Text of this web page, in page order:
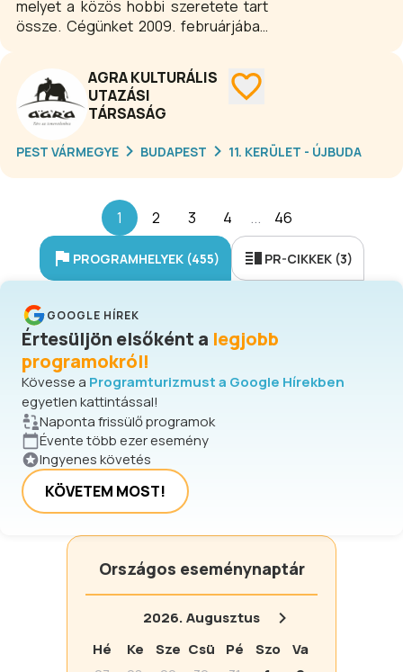
melyet a közös hobbi szeretete tart
össze. Cégünket 2009. februárjában
megismertessük honfitársainkkal a
külföldi horgászvizeket, és nem
utolsósorban a magyar horgászati
lehetőségeket is.
AGRA KULTURÁLIS
UTAZÁSI
TÁRSASÁG
PEST VÁRMEGYE BUDAPEST 11. KERÜLET - ÚJBUDA
1 2 3 4 ... 46
PROGRAMHELYEK (455) PR-CIKKEK (3)
GOOGLE HÍREK
Értesüljön elsőként a legjobb
programokról!
Kövesse a Programturizmust a Google Hírekben
egyetlen kattintással!
Naponta frissülő programok
Évente több ezer esemény
Ingyenes követés
KÖVETEM MOST!
Országos eseménynaptár
2026.Augusztus
Hé
Ke Sze Csü Pé Szo
Va